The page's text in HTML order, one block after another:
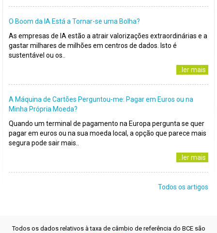
O Boom da IA Está a Tornar-se uma Bolha?
As empresas de IA estão a atrair valorizações extraordinárias e a
gastar milhares de milhões em centros de dados. Isto é
sustentável ou os..
..ler mais
A Máquina de Cartões Perguntou-me: Pagar em Euros ou na
Minha Própria Moeda?
Quando um terminal de pagamento na Europa pergunta se quer
pagar em euros ou na sua moeda local, a opção que parece mais
segura pode sair mais..
..ler mais
Todos os artigos
Todos os dados relativos à taxa de câmbio de referência do BCE são